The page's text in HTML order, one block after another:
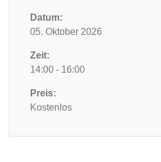
Datum:
05. Oktober 2026
Zeit:
14:00 - 16:00
Preis:
Kostenlos